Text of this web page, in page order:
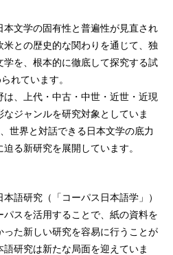
文学の固有性と普遍性が見直され
との歴史的な関わりを通じて、独
学を、根本的に徹底して探究する試
れています。
、上代・中古・中世・近世・近現
ジャンルを研究対象としていま
世界と対話できる日本文学の底力
る新研究を展開しています。
語研究（「コーパス日本語学」）
スを活用することで、紙の資料を
た新しい研究を容易に行うことが
研究は新たな局面を迎えていま